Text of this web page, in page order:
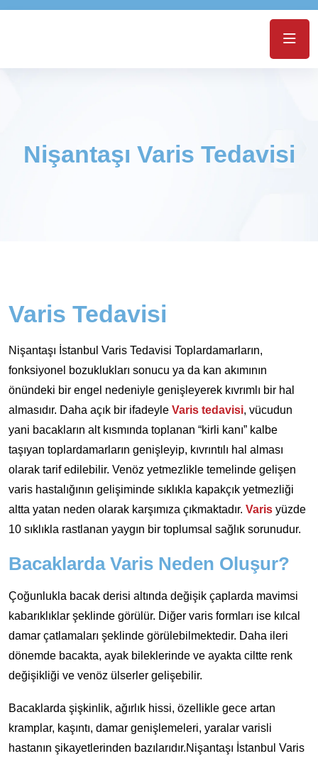
Nişantaşı Varis Tedavisi
Varis Tedavisi
Nişantaşı İstanbul Varis Tedavisi Toplardamarların,
fonksiyonel bozuklukları sonucu ya da kan akımının
önündeki bir engel nedeniyle genişleyerek kıvrımlı bir hal
almasıdır. Daha açık bir ifadeyle Varis tedavisi, vücudun
yani bacakların alt kısmında toplanan “kirli kanı” kalbe
taşıyan toplardamarların genişleyip, kıvrıntılı hal alması
olarak tarif edilebilir. Venöz yetmezlikle temelinde gelişen
varis hastalığının gelişiminde sıklıkla kapakçık yetmezliği
altta yatan neden olarak karşımıza çıkmaktadır. Varis yüzde
10 sıklıkla rastlanan yaygın bir toplumsal sağlık sorunudur.
Bacaklarda Varis Neden Oluşur?
Çoğunlukla bacak derisi altında değişik çaplarda mavimsi
kabarıklıklar şeklinde görülür. Diğer varis formları ise kılcal
damar çatlamaları şeklinde görülebilmektedir. Daha ileri
dönemde bacakta, ayak bileklerinde ve ayakta ciltte renk
değişikliği ve venöz ülserler gelişebilir.
Bacaklarda şişkinlik, ağırlık hissi, özellikle gece artan
kramplar, kaşıntı, damar genişlemeleri, yaralar varisli
hastanın şikayetlerinden bazılarıdır.Nişantaşı İstanbul Varis